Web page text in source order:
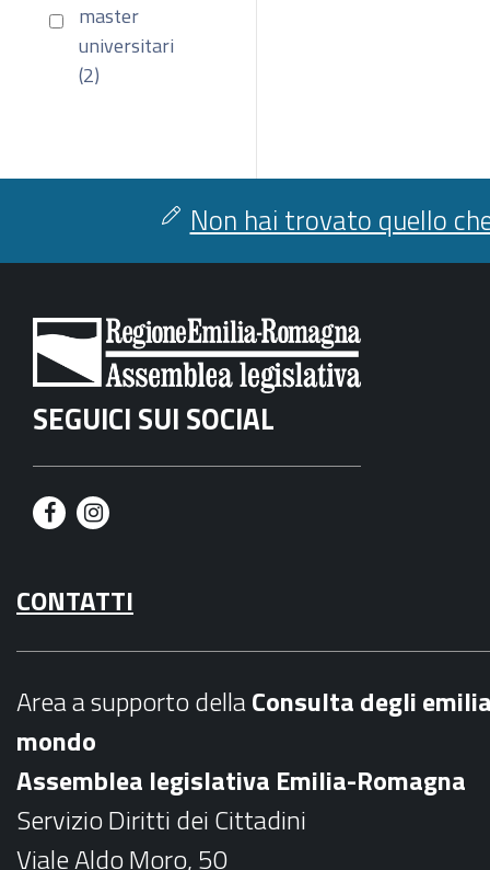
master
universitari
(2)
Non hai trovato quello
SEGUICI SUI SOCIAL
F
c
e
k
I
s
t
a
m
CONTATTI
Area a supporto dellaConsulta degli
mondo
Assemblea legislativa Emilia-Romagna
Servizio Diritti dei Cittadini
Viale Aldo Moro, 50